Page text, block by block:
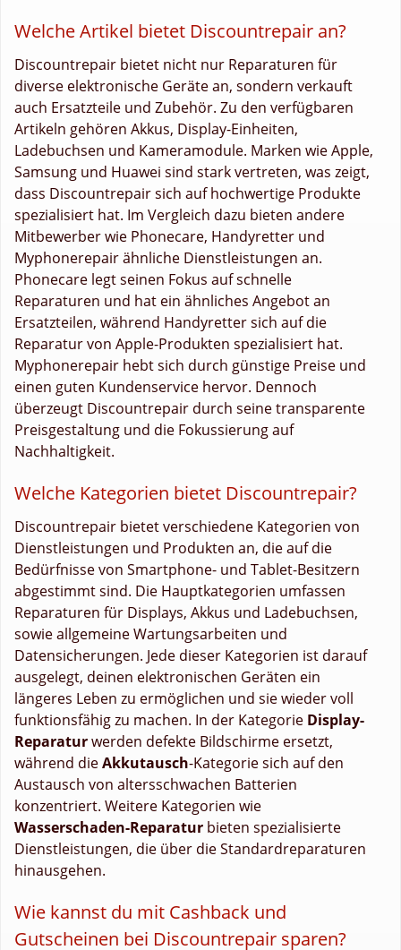
Welche Artikel bietet Discountrepair an?
Discountrepair bietet nicht nur Reparaturen für
diverse elektronische Geräte an, sondern verkauft
auch Ersatzteile und Zubehör. Zu den verfügbaren
Artikeln gehören Akkus, Display-Einheiten,
Ladebuchsen und Kameramodule. Marken wie Apple,
Samsung und Huawei sind stark vertreten, was zeigt,
dass Discountrepair sich auf hochwertige Produkte
spezialisiert hat. Im Vergleich dazu bieten andere
Mitbewerber wie Phonecare, Handyretter und
Myphonerepair ähnliche Dienstleistungen an.
Phonecare legt seinen Fokus auf schnelle
Reparaturen und hat ein ähnliches Angebot an
Ersatzteilen, während Handyretter sich auf die
Reparatur von Apple-Produkten spezialisiert hat.
Myphonerepair hebt sich durch günstige Preise und
einen guten Kundenservice hervor. Dennoch
überzeugt Discountrepair durch seine transparente
Preisgestaltung und die Fokussierung auf
Nachhaltigkeit.
Welche Kategorien bietet Discountrepair?
Discountrepair bietet verschiedene Kategorien von
Dienstleistungen und Produkten an, die auf die
Bedürfnisse von Smartphone- und Tablet-Besitzern
abgestimmt sind. Die Hauptkategorien umfassen
Reparaturen für Displays, Akkus und Ladebuchsen,
sowie allgemeine Wartungsarbeiten und
Datensicherungen. Jede dieser Kategorien ist darauf
ausgelegt, deinen elektronischen Geräten ein
längeres Leben zu ermöglichen und sie wieder voll
funktionsfähig zu machen. In der Kategorie Display-
Reparaturwerden defekte Bildschirme ersetzt,
während dieAkkutausch-Kategorie sich auf den
Austausch von altersschwachen Batterien
konzentriert. Weitere Kategorien wie
Wasserschaden-Reparatur bieten spezialisierte
Dienstleistungen, die über die Standardreparaturen
hinausgehen.
Wie kannst du mit Cashback und
Gutscheinen bei Discountrepair sparen?